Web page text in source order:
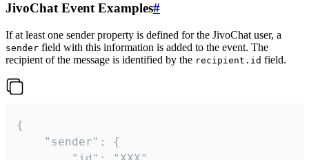
JivoChat Event Examples#
If at least one sender property is defined for the JivoChat user, a
sender field with this information is added to the event. The
recipient of the message is identified by the recipient.id field.
{